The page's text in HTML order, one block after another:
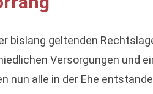
geltenden
Versorgungen und
alle in der Ehe